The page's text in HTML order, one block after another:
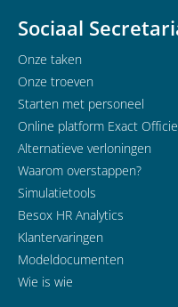
Sociaal
Onze taken
Onze troeven
Starten met personeel
Online platform Exact
Alternatieve verloningen
Waarom overstappen?
Simulatietools
Besox HR Analytics
Klantervaringen
Modeldocumenten
Wie is wie